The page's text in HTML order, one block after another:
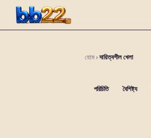
হোম›দায়িত্বশীল খেলা
পরিচিতি বৈশিষ্ট্য